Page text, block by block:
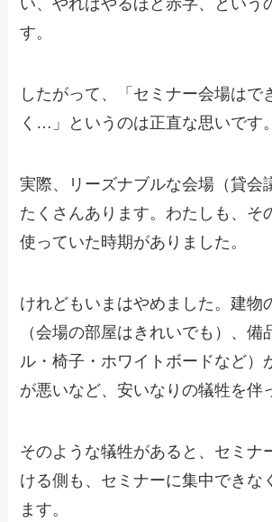
い、やればやるほど赤字、という
す。
したがって、「セミナー会場はで
く…」というのは正直な思いです。
実際、リーズナブルな会場（貸会
たくさんあります。わたしも、そ
使っていた時期がありました。
けれどもいまはやめました。建物
（会場の部屋はきれいでも）、備
ル・椅子・ホワイトボードなど）
が悪いなど、安いなりの犠牲を伴
そのような犠牲があると、セミナ
ける側も、セミナーに集中できな
ます。